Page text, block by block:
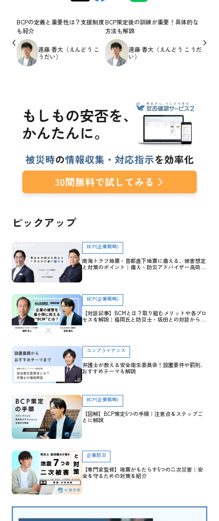
BCPの定義と重要性は？支援制度
も紹介
遠藤 香大（えんどう こ
うだい）
BCP策定後の訓練が重要！具体的な
方法も解説
遠藤 香大（えんどう こうだ
い）
ピックアップ
BCP(企業戦略)
南海トラフ地震・首都直下地震に備える、被害想定
と対策のポイント｜備え・防災アドバイザー高荷智
BCP(企業戦略)
【対談記事】BCMとは？取り組むメリットや各プロ
セスを解説｜福岡氏と防災士・坂田との対談から学
コンプライアンス
弁護士が教える安全衛生委員会！設置要件や罰則、
おすすめテーマも解説
BCP(企業戦略)
【図解】BCP策定6つの手順｜注意点をステップご
とに解説
企業防災
【専門家監修】地震がもたらす6つの二次災害｜安
全を守るための対策を紹介